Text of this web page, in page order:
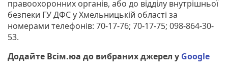
правоохоронних органів, або до відділу внутрішньої
безпеки ГУ ДФС у Хмельницькій області за
номерами телефонів: 70-17-76; 70-17-75; 098-864-30-
53.
Додайте Всім.юа до вибраних джерел у Google